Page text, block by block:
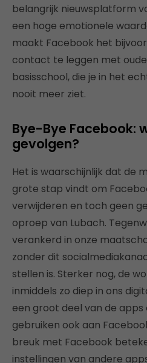
belangrijk nieuwsplatform
een hoge emotionele
maakt Facebook het
contact te leggen met
basisschool, die je in het
nooit meer ziet.
Bye-Bye Facebook:
gevolgen?
Het is waarschijnlijk dat de
grote stap vindt om
verwijderen en toch geen
oproep van Lubach.
verankerd in onze
zonder dit
stellen is. Sterker nog, de
inmiddels zo diep in ons
een groot deel van de apps
gebruiken ook aan
breuk met Facebook
instellingen van andere